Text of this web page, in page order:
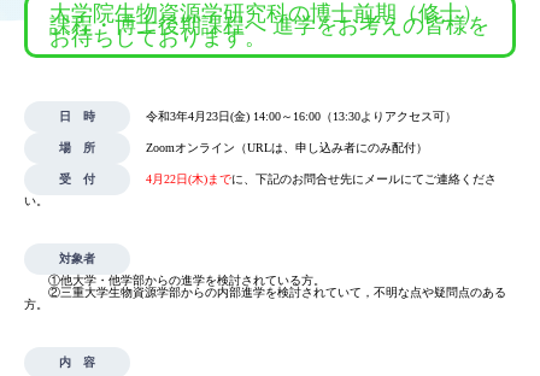
ABOUT
ACADEMICS
教育（学部・大学院等）
大学院生物資源学研究科の博士前期（修士）
課程・博士後期課程へ 進学をお考えの皆様を
お待ちしております。
日 時 令和3年4月23日(金) 14:00～16:00（13:30よりアクセス可）
場 所 Zoomオンライン（URLは、申し込み者にのみ配付）
受 付 4月22日(木)までに、下記のお問合せ先にメールにてご連絡くださ
い。
対象者
①他大学・他学部からの進学を検討されている方。
②三重大学生物資源学部からの内部進学を検討されていて，不明な点や疑問点のある
方。
内 容